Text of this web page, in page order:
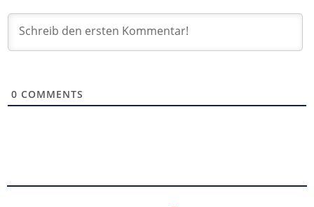
0 COMMENTS